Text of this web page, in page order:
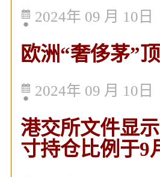
2024年 09 月 10日
欧洲“奢侈茅”
2024年 09 月 10日
港交所文件显
寸持仓比例于9